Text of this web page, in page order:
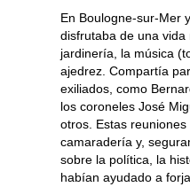
En Boulogne-sur-Mer
disfrutaba de una
jardinería, la música
ajedrez. Compartía
exiliados, como
los coroneles José
otros. Estas
camaradería y,
sobre la política, la
habían ayudado a